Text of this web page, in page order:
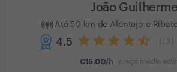
João Guilherme
Até 50 km de Alentejo e
4.5 13
€15.00/h preço médio